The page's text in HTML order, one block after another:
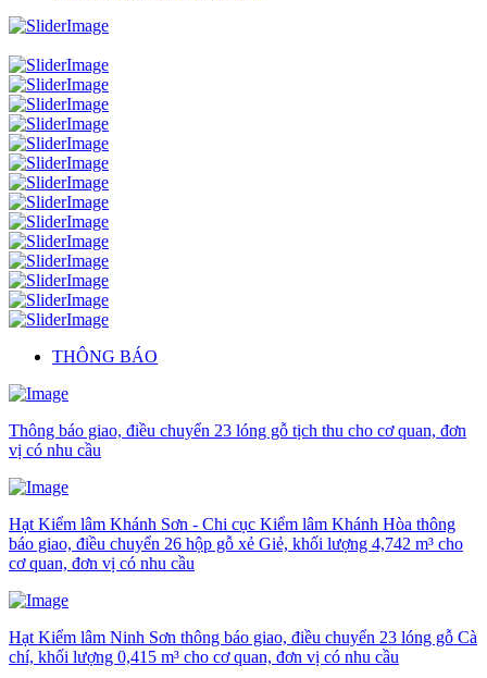
THÔNG BÁO
Thông báo giao, điều chuyển 23 lóng gỗ tịch thu cho cơ quan, đơn
vị có nhu cầu
Hạt Kiểm lâm Khánh Sơn - Chi cục Kiểm lâm Khánh Hòa thông
báo giao, điều chuyển 26 hộp gỗ xẻ Giẻ, khối lượng 4,742 m³ cho
cơ quan, đơn vị có nhu cầu
Hạt Kiểm lâm Ninh Sơn thông báo giao, điều chuyển 23 lóng gỗ Cà
chí, khối lượng 0,415 m³ cho cơ quan, đơn vị có nhu cầu